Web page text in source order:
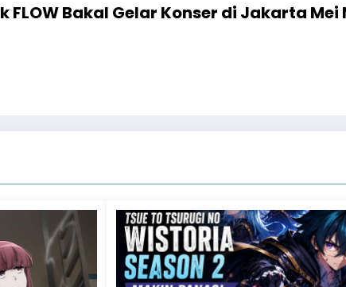
FLOW Bakal Gelar Konser di Jakarta